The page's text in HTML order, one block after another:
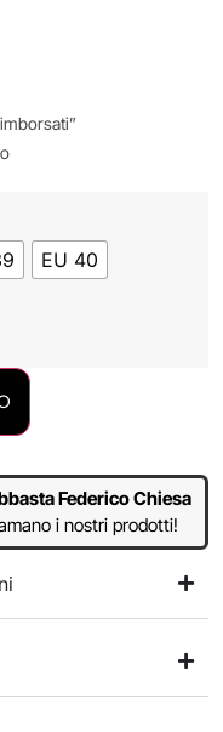
EU 40
Federico Chiesa
i nostri prodotti!